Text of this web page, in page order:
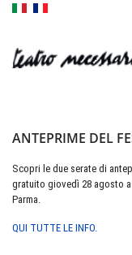
ANTEPRIME DEL
Scopri le due serate di
gratuito giovedì 28 agosto
Parma.
QUI TUTTE LE INFO.